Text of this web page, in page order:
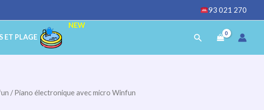
93 021 270
ET PLAGE
NEW
Rechercher
/ Piano électronique avec micro Winfun
Le
Le